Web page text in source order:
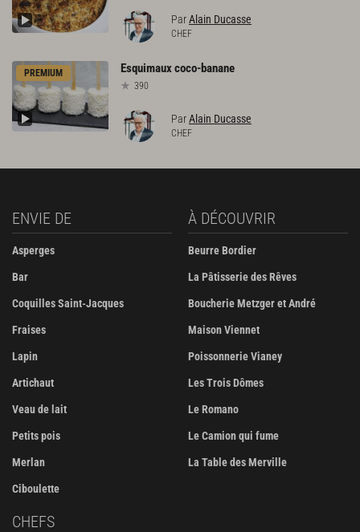
ParAlain Ducasse
CHEF
PREMIUM Esquimauxcoco-banane
390
ParAlain Ducasse
CHEF
ENVIE DE
Asperges
Bar
Coquilles Saint-Jacques
Fraises
Lapin
Artichaut
Veau de lait
Petits pois
Merlan
Ciboulette
À DÉCOUVRIR
Beurre Bordier
La Pâtisserie des Rêves
Boucherie Metzger et André
Maison Viennet
Poissonnerie Vianey
Les Trois Dômes
Le Romano
Le Camion qui fume
La Table des Merville
CHEFS